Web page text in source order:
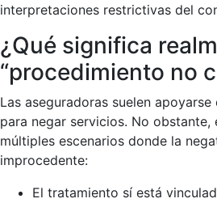
interpretaciones restrictivas del
¿Qué significa
“procedimiento no
Las aseguradoras suelen
para negar servicios. No obstante,
múltiples escenarios donde la
improcedente:
El tratamiento sí está